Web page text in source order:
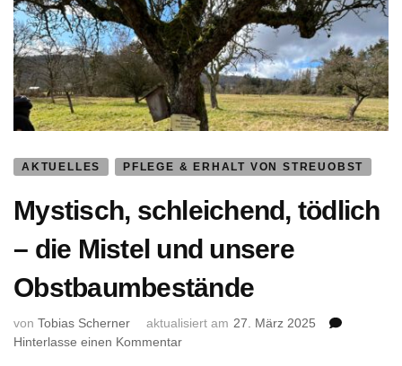
AKTUELLES PFLEGE & ERHALT VON STREUOBST
Mystisch, schleichend, tödlich
– die Mistel und unsere
Obstbaumbestände
von Tobias Scherner aktualisiert am 27. März 2025
Hinterlasse einen Kommentarzu